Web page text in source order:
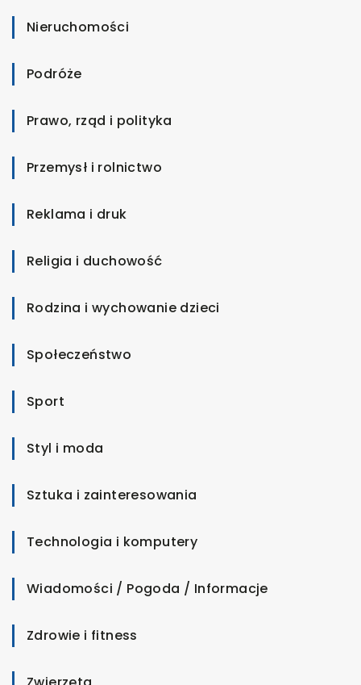
Nieruchomości
Podróże
Prawo, rząd i polityka
Przemysł i rolnictwo
Reklama i druk
Religia i duchowość
Rodzina i wychowanie dzieci
Społeczeństwo
Sport
Styl i moda
Sztuka i zainteresowania
Technologia i komputery
Wiadomości / Pogoda / Informacje
Zdrowie i fitness